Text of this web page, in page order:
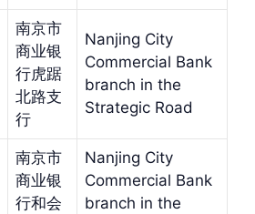
南京市
商业银
行虎踞
北路支
行
Nanjing City
Commercial Bank
branch in the
Strategic Road
南京市
商业银
行和会
Nanjing City
Commercial Bank
branch in the